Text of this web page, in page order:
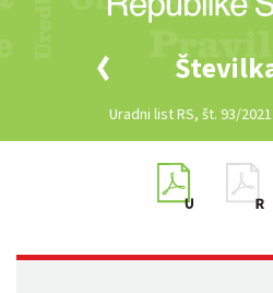
Uradni list RS, št. 93/